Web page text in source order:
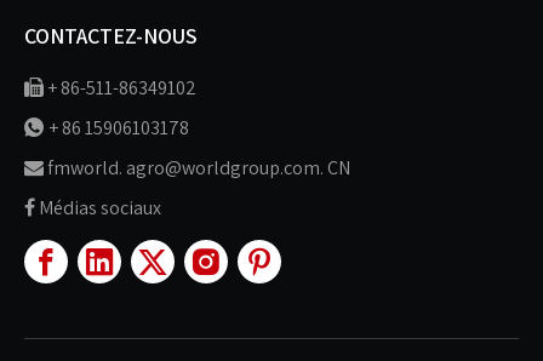
CONTACTEZ-NOUS
 + 86-511-86349102
 + 86 15906103178
fmworld. agro@worldgroup.com. CN
 Médias sociaux